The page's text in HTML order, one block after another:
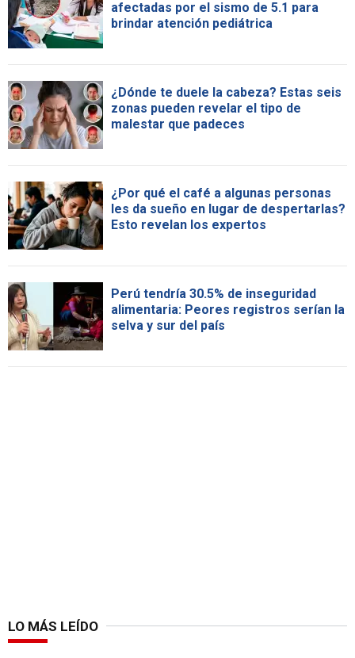
afectadas por el sismo de 5.1 para
brindar atención pediátrica
¿Dónde te duele la cabeza? Estas seis
zonas pueden revelar el tipo de
malestar que padeces
¿Por qué el café a algunas personas
les da sueño en lugar de despertarlas?
Esto revelan los expertos
Perú tendría 30.5% de inseguridad
alimentaria: Peores registros serían la
selva y sur del país
LO MÁS LEÍDO